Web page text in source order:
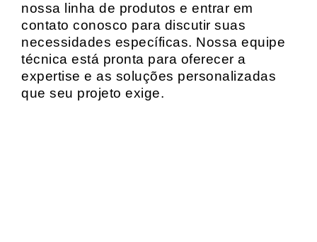
nossa linha de produtos e entrar em
contato conosco para discutir suas
necessidades específicas. Nossa equipe
técnica está pronta para oferecer a
expertise e as soluções personalizadas
que seu projeto exige.